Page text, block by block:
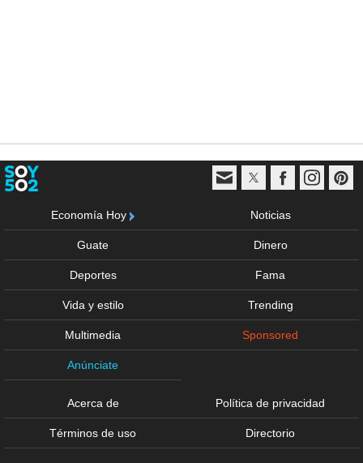
Economía Hoy Noticias
Guate Dinero
Deportes Fama
Vida y estilo Trending
Multimedia Sponsored
Anúnciate
Acerca de Política de privacidad
Términos de uso Directorio